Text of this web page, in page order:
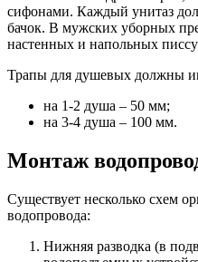
сифонами. Каждый унитаз
бачок. В мужских уборных
настенных и напольных
Трапы для душевых должны
на 1-2 душа – 50 мм;
на 3-4 душа – 100 мм.
Монтаж
Существует несколько схем
водопровода:
Нижняя разводка (в